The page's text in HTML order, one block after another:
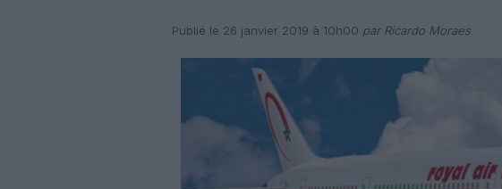
Publié le 26 janvier 2019 à 10h00 par Ricardo Moraes